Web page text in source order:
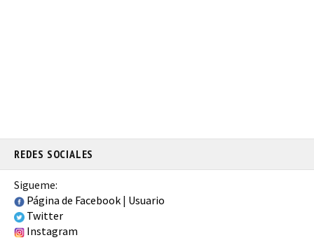
REDES SOCIALES
Sigueme:
Página de Facebook | Usuario
Twitter
Instagram